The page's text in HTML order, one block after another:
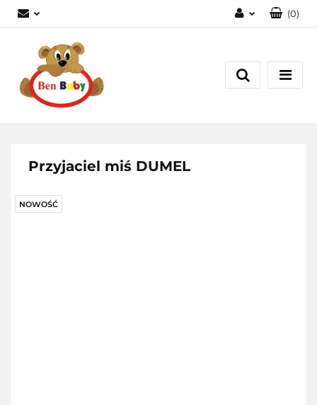
Zarejestruj się
Dodaj zgłoszenie
(0)
Przyjaciel miś DUMEL
NOWOŚĆ